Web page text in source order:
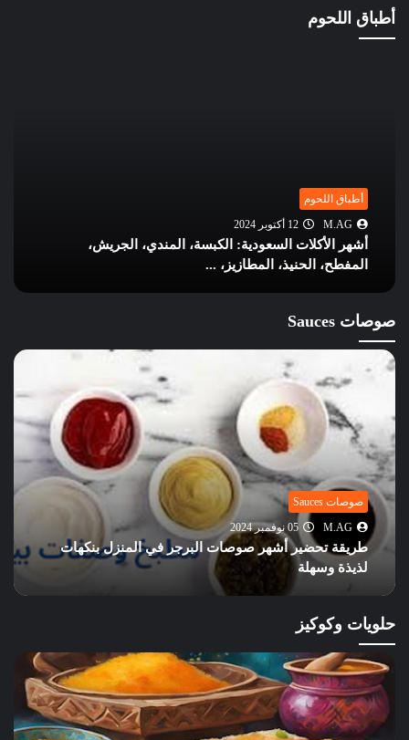
أطباق اللحوم
أطباق اللحوم
M.AG
12 أكتوبر 2024
أشهر الأكلات السعودية: الكبسة، المندي، الجريش،
المفطح، الحنيذ، المطازيز، ...
صوصات Sauces
صوصات Sauces
M.AG
05 نوفمبر 2024
طريقة تحضير أشهر صوصات البرجر في المنزل بنكهات
لذيذة وسهلة
حلويات وكوكيز